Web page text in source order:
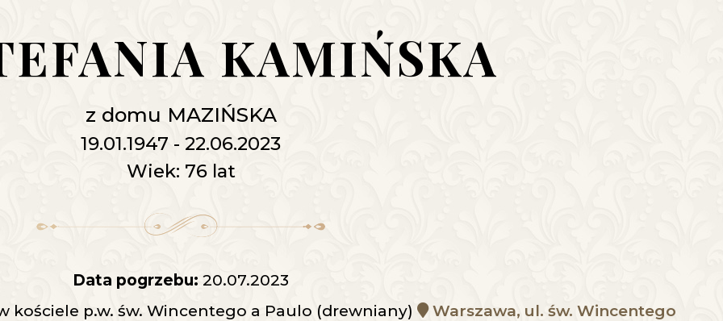
KAMIŃSKA
z domu MAZIŃSKA
19.01.1947 - 22.06.2023
Wiek: 76 lat
Data pogrzebu: 20.07.2023
kościele p.w. św. Wincentego a Paulo (drewniany)
Warszawa, ul. św. Wincentego